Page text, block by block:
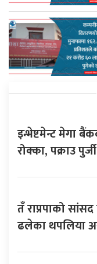
इन्भेष्टमेन्ट मेगा
रोक्का, पक्राउ
तँ राप्रपाको
ढलेका थपलिया